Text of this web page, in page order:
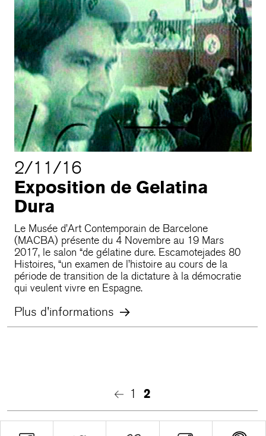
2/11/16
Exposition de Gelatina
Dura
Le Musée d’Art Contemporain de Barcelone
(MACBA) présente du 4 Novembre au 19 Mars
2017, le salon “de gélatine dure. Escamotejades 80
Histoires, “un examen de l’histoire au cours de la
période de transition de la dictature à la démocratie
qui veulent vivre en Espagne.
Plus d'informations
1 2